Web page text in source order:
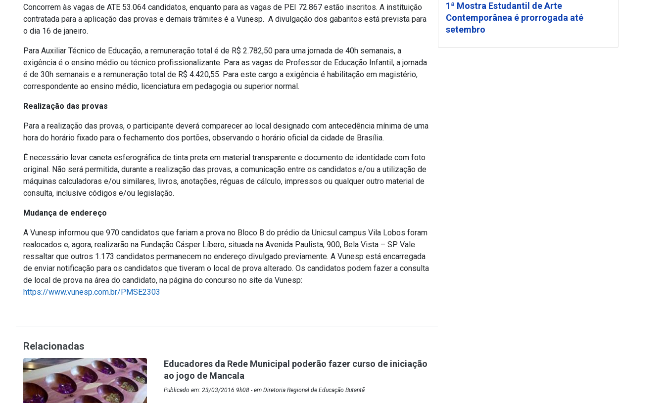
Concorrem às vagas de ATE 53.064 candidatos, enquanto para as vagas de PEI 72.867 estão inscritos. A instituição
contratada para a aplicação das provas e demais trâmites é a Vunesp. A divulgação dos gabaritos está prevista para
o dia 16 de janeiro.
Para Auxiliar Técnico de Educação, a remuneração total é de R$ 2.782,50 para uma jornada de 40h semanais, a
exigência é o ensino médio ou técnico profissionalizante. Para as vagas de Professor de Educação Infantil, a jornada
é de 30h semanais e a remuneração total de R$ 4.420,55. Para este cargo a exigência é habilitação em magistério,
correspondente ao ensino médio, licenciatura em pedagogia ou superior normal.
Realização das provas
Para a realização das provas, o participante deverá comparecer ao local designado com antecedência mínima de uma
hora do horário fixado para o fechamento dos portões, observando o horário oficial da cidade de Brasília.
É necessário levar caneta esferográfica de tinta preta em material transparente e documento de identidade com foto
original. Não será permitida, durante a realização das provas, a comunicação entre os candidatos e/ou a utilização de
máquinas calculadoras e/ou similares, livros, anotações, réguas de cálculo, impressos ou qualquer outro material de
consulta, inclusive códigos e/ou legislação.
Mudança de endereço
A Vunesp informou que 970 candidatos que fariam a prova no Bloco B do prédio da Unicsul campus Vila Lobos foram
realocados e, agora, realizarão na Fundação Cásper Líbero, situada na Avenida Paulista, 900, Bela Vista – SP. Vale
ressaltar que outros 1.173 candidatos permanecem no endereço divulgado previamente. A Vunesp está encarregada
de enviar notificação para os candidatos que tiveram o local de prova alterado. Os candidatos podem fazer a consulta
de local de prova na área do candidato, na página do concurso no site da Vunesp:
https://www.vunesp.com.br/PMSE2303
1ª Mostra Estudantil de Arte
Contemporânea é prorrogada até
setembro
Relacionadas
Educadores da Rede Municipal poderão fazer curso de iniciação
ao jogo de Mancala
Publicado em: 23/03/2016 9h08 - em Diretoria Regional de Educação Butantã